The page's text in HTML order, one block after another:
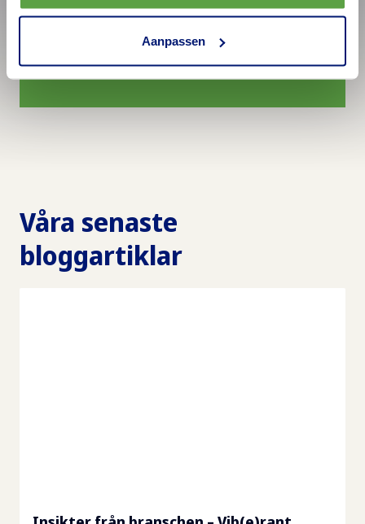
Aanpassen
Kontakta oss
Våra senaste
bloggartiklar